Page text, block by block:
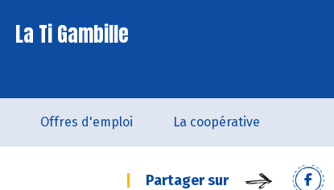
La Ti Gambille
Offres d'emploi La coopérative
Partager sur